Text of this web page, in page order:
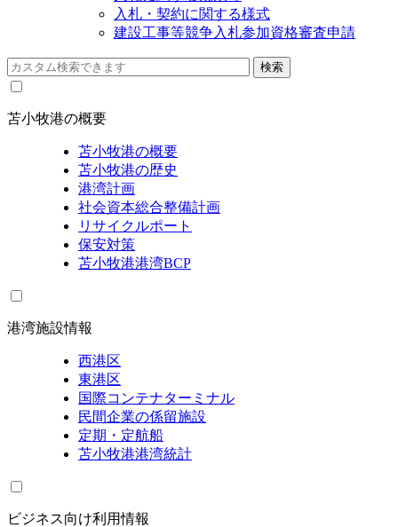
入札・契約に関する様式
建設工事等競争入札参加資格審査申請
苫小牧港の概要
苫小牧港の概要
苫小牧港の歴史
港湾計画
社会資本総合整備計画
リサイクルポート
保安対策
苫小牧港港湾BCP
港湾施設情報
西港区
東港区
国際コンテナターミナル
民間企業の係留施設
定期・定航船
苫小牧港港湾統計
ビジネス向け利用情報